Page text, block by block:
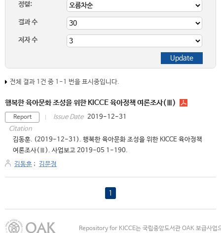
정렬:
결과 수
저자 수
전체 결과 1건 중 1-1 번을 표시중입니다.
행복한 육아문화 조성을 위한 KICCE 육아정책 여론조사(Ⅲ)
Report Issue Date 2019-12-31
Citation
김동훈. (2019-12-31). 행복한 육아문화 조성을 위한 KICCE 육아정책
여론조사(Ⅲ). 사업보고 2019-05 1-190.
김동훈 ; 김문정
1
Repository for KICCE는 국립중앙도서관 OAK 보급사업